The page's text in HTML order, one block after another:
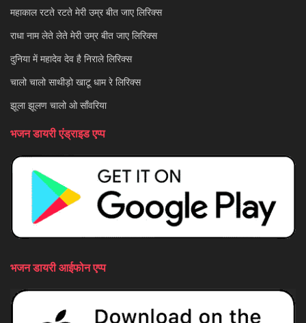
महाकाल रटते रटते मेरी उम्र बीत जाए लिरिक्स
राधा नाम लेते लेते मेरी उम्र बीत जाए लिरिक्स
दुनिया में महादेव देव है निराले लिरिक्स
चालो चालो साथीड़ो खाटू धाम रे लिरिक्स
झूला झूलण चालो ओ साँवरिया
भजन डायरी एंड्राइड एप्प
भजन डायरी आईफोन एप्प